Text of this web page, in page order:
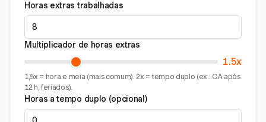
Horas extras trabalhadas
Multiplicador de horas extras
1.5x
1,5x = hora e meia (mais comum). 2x = tempo duplo (ex.: CA após
12 h, feriados).
Horas a tempo duplo (opcional)